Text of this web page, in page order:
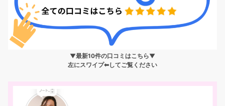
▼最新10件の口コミはこちら▼
左にスワイプ⬅︎してご覧ください